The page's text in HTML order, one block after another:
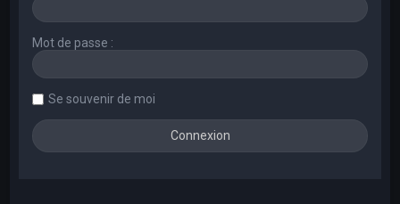
Mot de passe :
Se souvenir de moi